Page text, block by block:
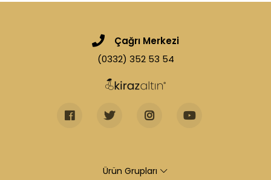
Çağrı Merkezi
(0332) 352 53 54
Ürün Grupları